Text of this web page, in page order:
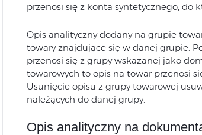
przenosi się z konta syntetycznego, do
Opis analityczny dodany na grupie
towary znajdujące się w danej grupie.
przenosi się z grupy wskazanej jako
towarowych to opis na towar przenosi
Usunięcie opisu z grupy towarowej
należących do danej grupy.
Opis analityczny na